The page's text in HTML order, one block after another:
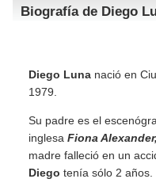
Biografía de Diego
Diego Luna nació en
1979.
Su padre es el
inglesa Fiona Alexander,
madre falleció en un
Diego tenía sólo 2 años.